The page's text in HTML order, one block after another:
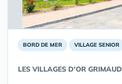
BORD DE MER VILLAGE SENIOR
LES VILLAGES D'OR GRIMAUD